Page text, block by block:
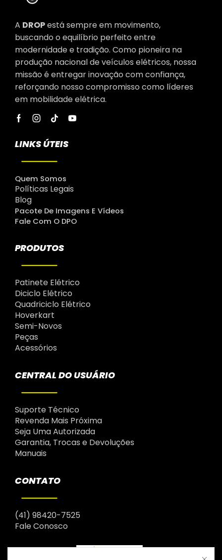
A DROPestá sempre em movimento,
buscando o equilíbrio perfeito entre
modernidade e tradição. Como pioneira na
produção nacional de veículos elétricos, nossa
missão é entregar inovação com confiança,
reforçando nosso compromisso como líderes
em mobilidade elétrica.
LINKS ÚTEIS
Quem Somos
Políticas Legais
Blog
Pacote De Imagens E Vídeos
Fale Com O DPO
PRODUTOS
Patinete Elétrico
Diciclo Elétrico
Quadriciclo Elétrico
Hoverkart
Semi-Novos
Peças
Acessórios
CENTRAL DO USUÁRIO
Suporte Técnico
Revenda Mais Próxima
Seja Uma Autorizada
Garantia, Trocas e Devoluções
Manuais
CONTATO
(41) 98420-7525
Fale Conosco